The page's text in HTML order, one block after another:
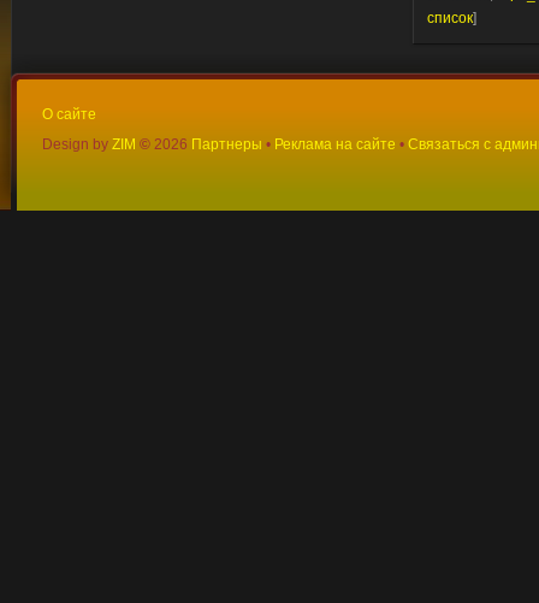
список]
О сайте
Design by ZIM © 2026 Партнеры • Реклама на сайте • Связаться с